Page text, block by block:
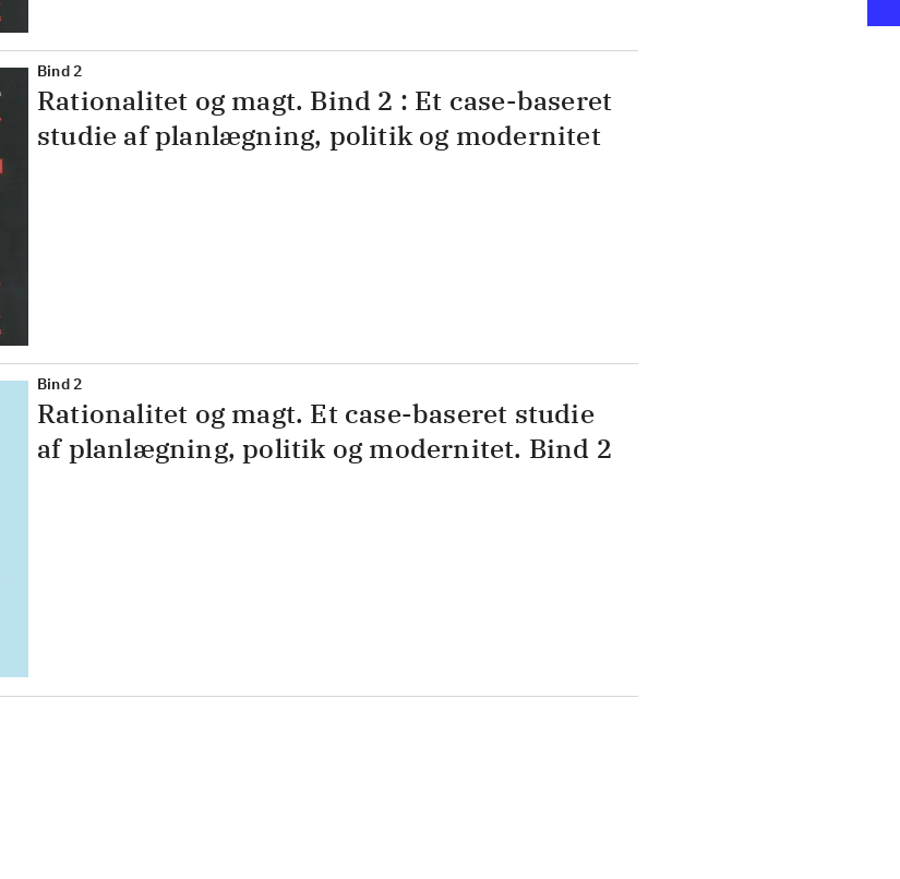
Bind 2
Rationalitet og magt. Bind 2 : Et case-baseret
studie af planlægning, politik og modernitet
Bind 2
Rationalitet og magt. Et case-baseret studie
af planlægning, politik og modernitet. Bind 2